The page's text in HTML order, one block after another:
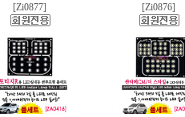
[Zi0877]
[Zi0876]